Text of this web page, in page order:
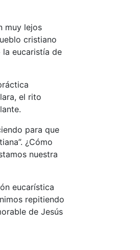
muy lejos
cristiano
la eucaristía de
el rito
para que
¿Cómo
nuestra
eucarística
repitiendo
de Jesús